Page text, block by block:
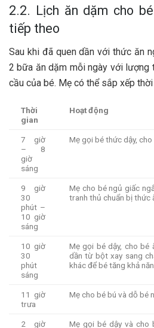
2.2. Lịch ăn dặm cho
tiếp theo
Sau khi đã quen dần với thức ăn
2 bữa ăn dặm mỗi ngày với lượng
cầu của bé. Mẹ có thể sắp xếp
Thời
gian
Hoạt động
7 giờ
– 8
giờ
sáng
Mẹ gọi bé thức dậy, cho
9 giờ
30
phút –
10 giờ
sáng
Mẹ cho bé ngủ giấc
tranh thủ chuẩn bị thức
10 giờ
30
phút
sáng
Mẹ gọi bé dậy, cho bé
dần từ bột xay sang
khác để bé tăng khả
11 giờ
trưa
Mẹ cho bé bú và dỗ bé
2 giờ
Mẹ gọi bé dậy và cho